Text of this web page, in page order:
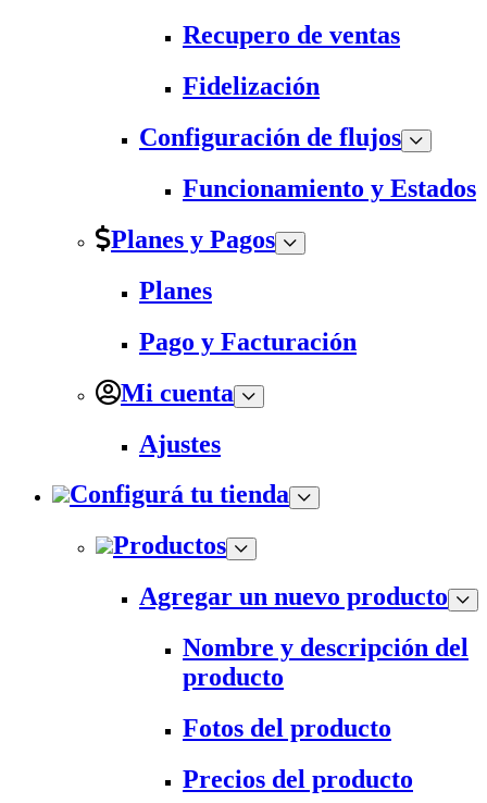
Recupero de ventas
Fidelización
Configuración de flujos
Funcionamiento y Estados
Planes y Pagos
Planes
Pago y Facturación
Mi cuenta
Ajustes
Configurá tu tienda
Productos
Agregar un nuevo producto
Nombre y descripción del
producto
Fotos del producto
Precios del producto